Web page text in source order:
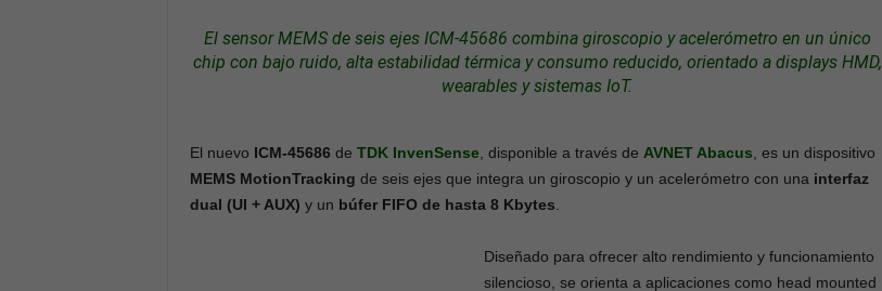
El sensorMEMSde seis ejes ICM-45686 combina giroscopio y acelerómetro en un único
chip con bajo ruido, alta estabilidad térmica y consumo reducido, orientado a displays HMD,
wearables ysistemas IoT.
El nuevo ICM-45686 de TDK InvenSense , disponible a través de AVNET Abacus , es un dispositivo
MEMS MotionTracking de seis ejes que integra un giroscopio y un acelerómetro con una interfaz
dual (UI + AUX) y un búfer FIFO de hasta 8 Kbytes
Diseñado para ofrecer alto rendimiento y funcionamiento
silencioso, se orienta a aplicaciones como head mounted